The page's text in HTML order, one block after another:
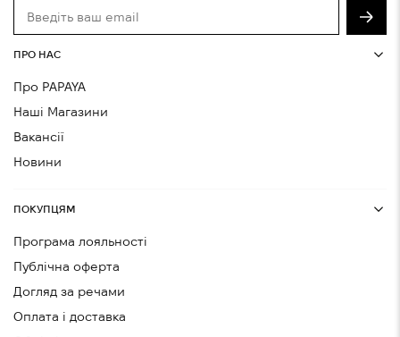
ПРО НАС
Про PAPAYA
Наші Магазини
Вакансії
Новини
ПОКУПЦЯМ
Програма лояльності
Публічна оферта
Догляд за речами
Оплата і доставка